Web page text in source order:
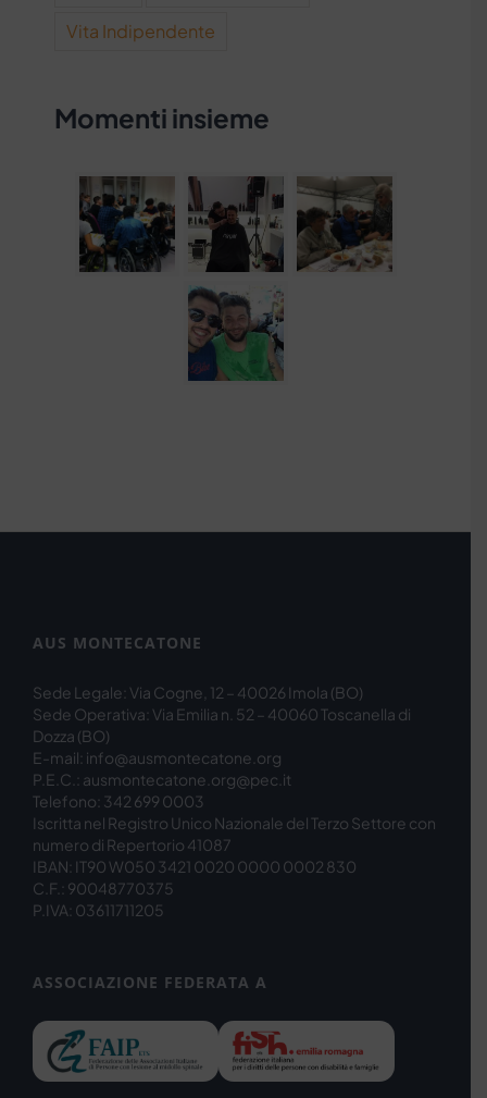
Vita Indipendente
Momenti insieme
AUS MONTECATONE
Sede Legale: Via Cogne, 12 – 40026 Imola (BO)
Sede Operativa: Via Emilia n. 52 – 40060 Toscanella di
Dozza (BO)
E-mail: info@ausmontecatone.org
P.E.C.: ausmontecatone.org@pec.it
Telefono: 342 699 0003
Iscritta nel Registro Unico Nazionale del Terzo Settore con
numero di Repertorio 41087
IBAN: IT90 W050 3421 0020 0000 0002 830
C.F.: 90048770375
P.IVA: 03611711205
ASSOCIAZIONE FEDERATA A